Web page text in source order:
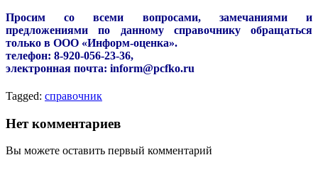
Просим со всеми вопросами, замечаниями и
предложениями по данному справочнику обращаться
только в ООО «Информ-оценка».
телефон: 8-920-056-23-36,
электронная почта: inform@pcfko.ru
Tagged: справочник
Нет комментариев
Вы можете оставить первый комментарий